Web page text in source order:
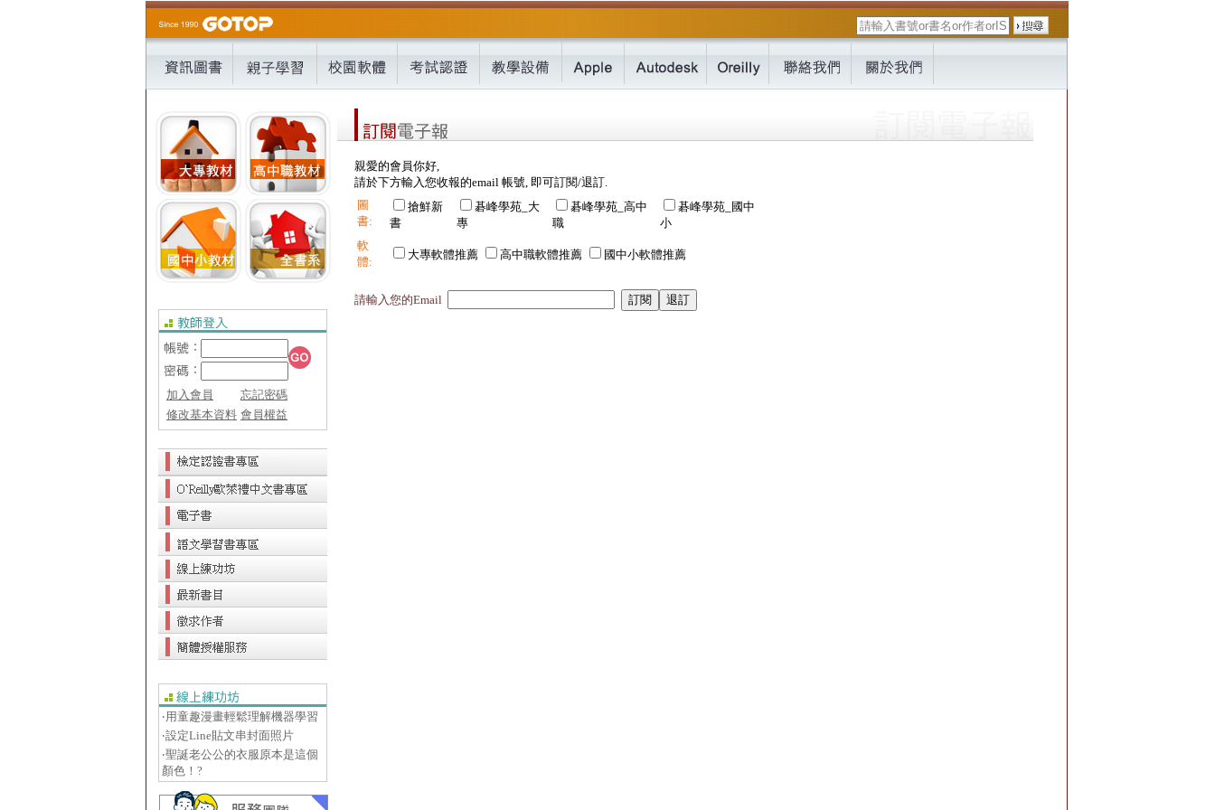
加入會員
忘記密碼
修改基本資料 會員權益
‧用童趣漫畫輕鬆理解機器學習
‧設定Line貼文串封面照片
‧聖誕老公公的衣服原本是這個
顏色！?
親愛的會員你好,
請於下方輸入您收報的email 帳號, 即可訂閱/退訂.
圖
書:
搶鮮新
書
碁峰學苑_大
專
碁峰學苑_高中
職
碁峰學苑_國中
小
軟
體:
大專軟體推薦 高中職軟體推薦 國中小軟體推薦
請輸入您的Email